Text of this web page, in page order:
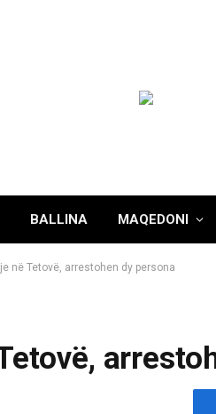
BALLINA MAQEDONI
në Tetovë, arrestohen dy persona